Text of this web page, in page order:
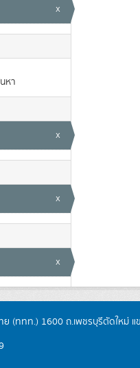
x
หา
x
x
x
ย (ททท.) 1600 ถ.เพชรบุรีตัดใหม่